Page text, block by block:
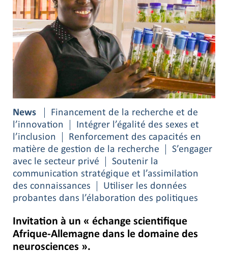
News
Financement de la recherche et de
l’innovation
Intégrer l’égalité des sexes et
l’inclusion
Renforcement des capacités en
matière de gestion de la recherche
S’engager
avec le secteur privé
Soutenir la
communication stratégique et l’assimilation
des connaissances
Utiliser les données
probantes dans l’élaboration des politiques
Invitation à un « échange scientifique
Afrique-Allemagne dans le domaine des
neurosciences ».